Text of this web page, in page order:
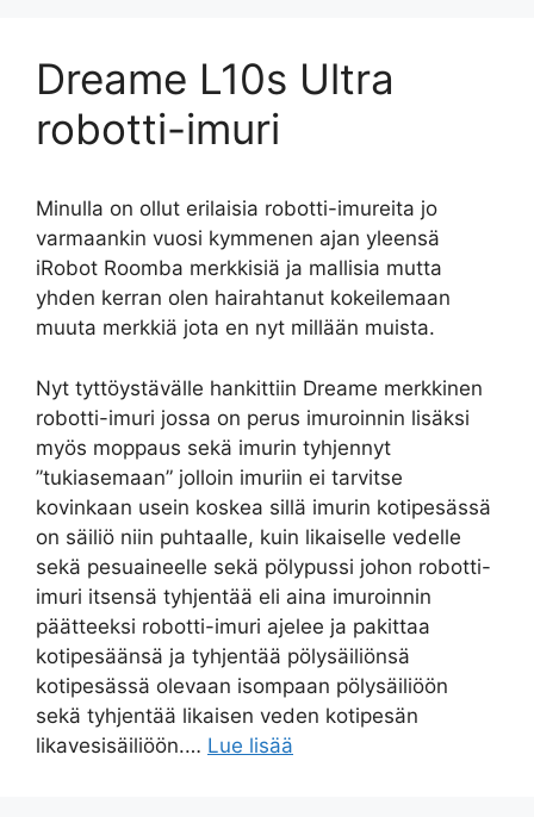
Dreame L10s Ultra
robotti-imuri
Minulla on ollut erilaisia robotti-imureita jo
varmaankin vuosi kymmenen ajan yleensä
iRobot Roomba merkkisiä ja mallisia mutta
yhden kerran olen hairahtanut kokeilemaan
muuta merkkiä jota en nyt millään muista.
Nyt tyttöystävälle hankittiin Dreame merkkinen
robotti-imuri jossa on perus imuroinnin lisäksi
myös moppaus sekä imurin tyhjennyt
”tukiasemaan” jolloin imuriin ei tarvitse
kovinkaan usein koskea sillä imurin kotipesässä
on säiliö niin puhtaalle, kuin likaiselle vedelle
sekä pesuaineelle sekä pölypussi johon robotti-
imuri itsensä tyhjentää eli aina imuroinnin
päätteeksi robotti-imuri ajelee ja pakittaa
kotipesäänsä ja tyhjentää pölysäiliönsä
kotipesässä olevaan isompaan pölysäiliöön
sekä tyhjentää likaisen veden kotipesän
likavesisäiliöön.… Lue lisää